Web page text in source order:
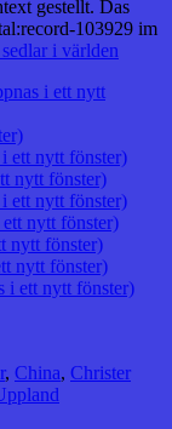
gestellt. Das
103929 im
i världen
i ett nytt
ett nytt fönster)
nytt fönster)
ett nytt fönster)
nytt fönster)
nytt fönster)
nytt fönster)
i ett nytt fönster)
, China, Christer